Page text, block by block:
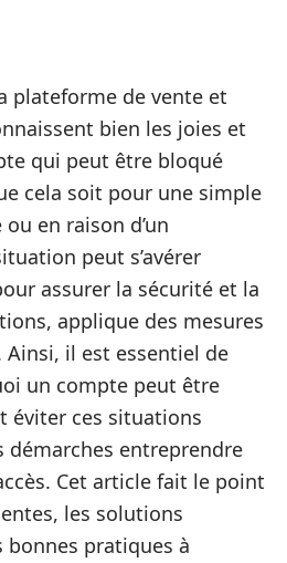
plateforme de vente et
bien les joies et
qui peut être bloqué
cela soit pour une simple
en raison d’un
peut s’avérer
assurer la sécurité et la
applique des mesures
il est essentiel de
un compte peut être
éviter ces situations
démarches entreprendre
Cet article fait le point
les solutions
bonnes pratiques à